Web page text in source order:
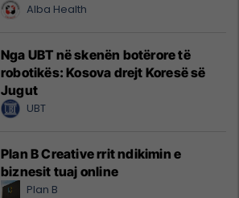
Alba Health
Nga UBT në skenën botërore të
robotikës: Kosova drejt Koresë së
Jugut
UBT
Plan B Creative rrit ndikimin e
biznesit tuaj online
Plan B